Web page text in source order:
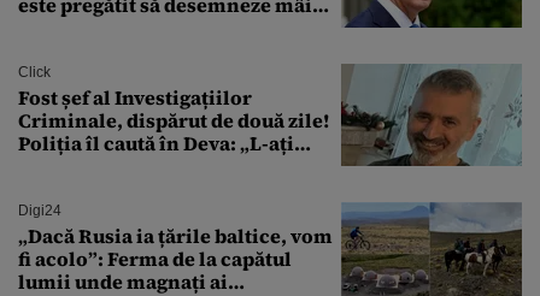
Click
Fost șef al Investigațiilor
Criminale, dispărut de două zile!
Poliția îl caută în Deva: „L-ați
Digi24
„Dacă Rusia ia țările baltice, vom
fi acolo”: Ferma de la capătul
lumii unde magnați ai